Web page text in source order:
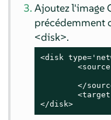
Ajoutez l'image
précédemment
<disk>.
<disk
</
</disk>